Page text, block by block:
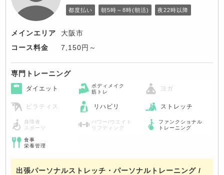
都度払い 朝5時～8時(朝活) 夜22時以降
メインエリア
大阪市
コース料金
7,150円～
専門トレーニング
ダイエット
ボディメイク
筋トレ
ヨガ
ピラティス リハビリ ストレッチ
身障者
スポーツ
パワー/ウエイト
リフティング
ファンクショナル
トレーニング
食事
栄養管理
出張パーソナルストレッチ・パーソナルトレーニング /